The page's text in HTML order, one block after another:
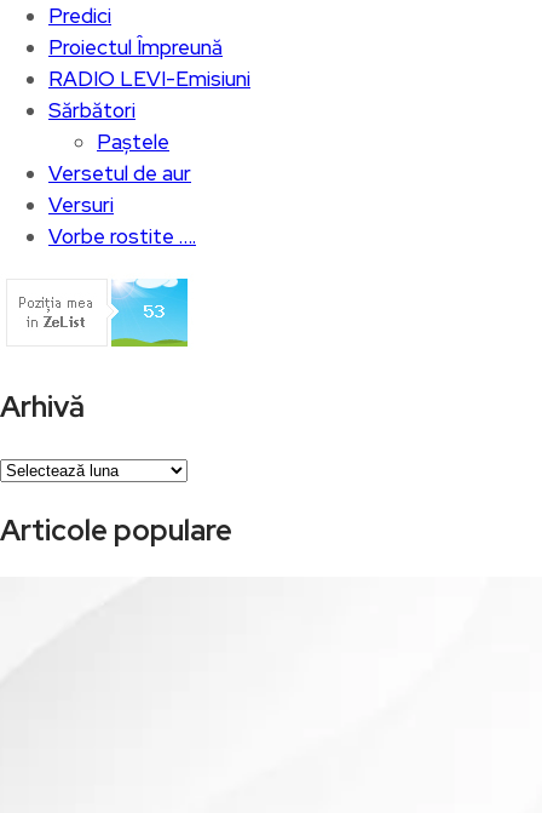
Predici
Proiectul Împreună
RADIO LEVI-Emisiuni
Sărbători
Paștele
Versetul de aur
Versuri
Vorbe rostite ….
Arhivă
Arhivă
Articole populare